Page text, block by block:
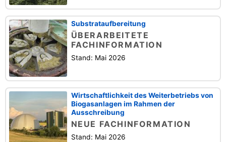
Substrataufbereitung
ÜBERARBEITETE
FACHINFORMATION
Stand: Mai 2026
Wirtschaftlichkeit des Weiterbetriebs von
Biogasanlagen im Rahmen der
Ausschreibung
NEUE FACHINFORMATION
Stand: Mai 2026